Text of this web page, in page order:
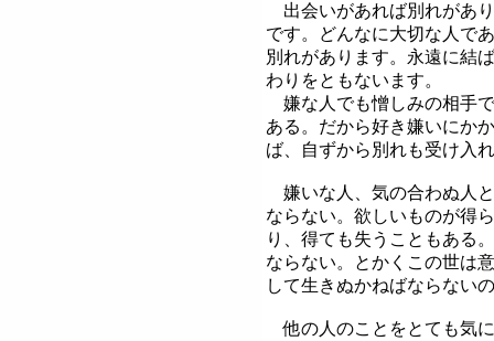
出会いがあれば別れがあ
です。どんなに大切な人で
別れがあります。永遠に結
わりをともないます。
嫌な人でも憎しみの相手
ある。だから好き嫌いにか
ば、自ずから別れも受け入
嫌いな人、気の合わぬ人
ならない。欲しいものが得
り、得ても失うこともある
ならない。とかくこの世は
して生きぬかねばならない
他の人のことをとても気